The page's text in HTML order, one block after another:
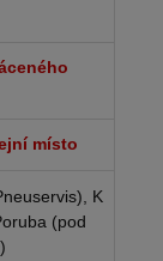
místo
K
(pod